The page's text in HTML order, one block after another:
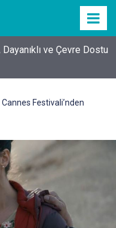
ve Çevre Dostu
Cannes Festivali’nden